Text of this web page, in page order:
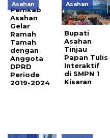
Asahan
Pemkab
Asahan
Gelar
Ramah
Tamah
dengan
Anggota
DPRD
Periode
2019-2024
Asahan
Bupati
Asahan
Tinjau
Papan Tulis
Interaktif
di SMPN 1
Kisaran